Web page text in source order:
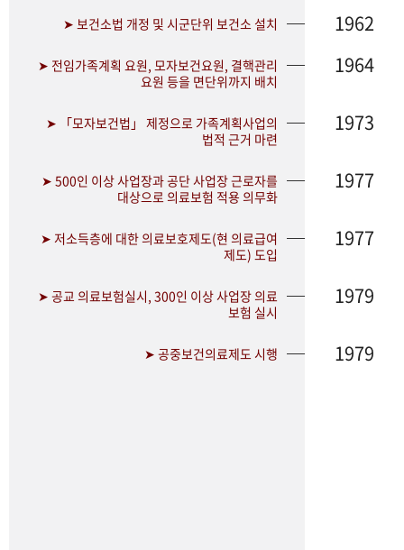
➤ 보건소법 개정 및 시군단위 보건소 설치 1962
➤ 전임가족계획 요원, 모자보건요원, 결핵관리
요원 등을 면단위까지 배치
1964
➤ 「모자보건법」 제정으로 가족계획사업의
법적 근거 마련
1973
➤ 500인 이상 사업장과 공단 사업장 근로자를
대상으로 의료보험 적용 의무화
1977
➤ 저소득층에 대한 의료보호제도(현 의료급여
제도) 도입
1977
➤ 공교 의료보험실시, 300인 이상 사업장 의료
보험 실시
1979
➤ 공중보건의료제도 시행 1979